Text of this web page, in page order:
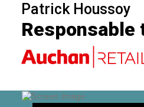
Patrick Houssoy
Responsable